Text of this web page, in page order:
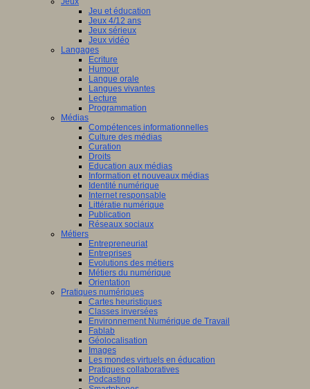
Jeu et éducation
Jeux 4/12 ans
Jeux sérieux
Jeux vidéo
Langages
Ecriture
Humour
Langue orale
Langues vivantes
Lecture
Programmation
Médias
Compétences informationnelles
Culture des médias
Curation
Droits
Education aux médias
Information et nouveaux médias
Identité numérique
Internet responsable
Littératie numérique
Publication
Réseaux sociaux
Métiers
Entrepreneuriat
Entreprises
Evolutions des métiers
Métiers du numérique
Orientation
Pratiques numériques
Cartes heuristiques
Classes inversées
Environnement Numérique de Travail
Fablab
Géolocalisation
Images
Les mondes virtuels en éducation
Pratiques collaboratives
Podcasting